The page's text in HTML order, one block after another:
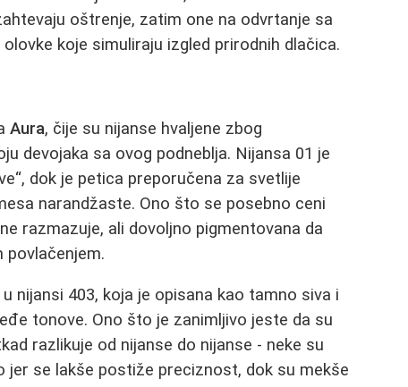
oštrenje, zatim one na odvrtanje sa
koje simuliraju izgled prirodnih dlačica.
Aura, čije su nijanse hvaljene zbog
devojaka sa ovog podneblja. Nijansa 01 je
dok je petica preporučena za svetlije
narandžaste. Ono što se posebno ceni
razmazuje, ali dovoljno pigmentovana da
nijansi 403, koja je opisana kao tamno siva i
tonove. Ono što je zanimljivo jeste da su
razlikuje od nijanse do nijanse - neke su
se lakše postiže preciznost, dok su mekše